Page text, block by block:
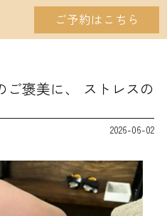
ご予約はこちら
ご褒美に、 ストレスの
2026-06-02